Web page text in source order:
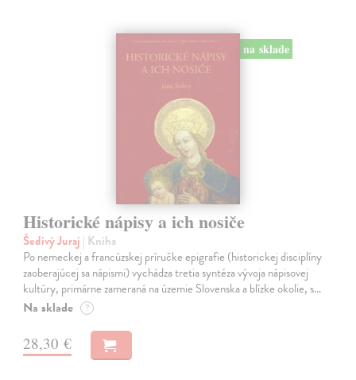
na sklade
Historické nápisy a ich nosiče
Šedivý Juraj | Kniha
Po nemeckej a francúzskej príručke epigrafie (historickej disciplíny
zaoberajúcej sa nápismi) vychádza tretia syntéza vývoja nápisovej
kultúry, primárne zameraná na územie Slovenska a blízke okolie, s…
Na sklade ?
28,30 €